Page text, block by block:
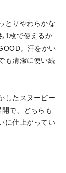
とりやわらかな
1枚で使えるか
。汗をかい
も清潔に使い続
したスヌーピー
で、どちらも
に仕上がってい